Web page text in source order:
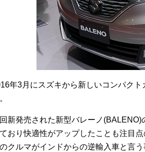
年3月にスズキから新しいコンパクト
新発売された新型バレーノ
おり快適性がアップしたことも注目
クルマがインドからの逆輸入車と言う